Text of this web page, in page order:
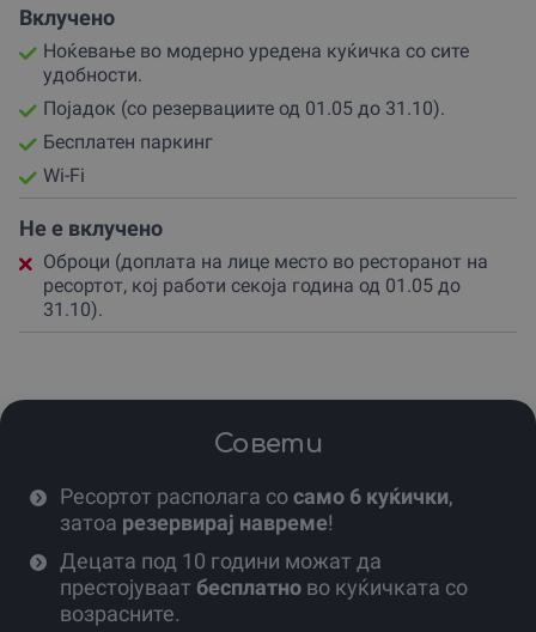
Во периодот од 1 ноември до 30 април, престојот во
ресортот се одвива без вклучен појадок, а барот во
објектот не е во функција.
Во овој временски период се применува селф чек-ин
за сефот со клучот, така што ќе можеш слободно и
самостојно да го започнеш своето доживување, без
потреба од физички контакт при пријавување.
Доколку сакаш авантура, можеш да го истражуваш
крајбрежјето, да пешачиш или едноставно да уживаш
во мирот и природната убавина.
Резервирај ваучер и подари си вистински одмор!
природата!
Ова доживување е одличен избор за
собири.
Купи ваучер сега и обезбеди си незаборавен престој!
Вклучено
Ноќевање во модерно уредена куќичка со сите
удобности.
Појадок (со резервациите од 01.05 до 31.10).
Бесплатен паркинг
Wi-Fi
Не е вклучено
Оброци (доплата на лице место во ресторанот на
ресортот, кој работи секоја година од 01.05 до
31.10).
Совети
Ресортот располага сосамо 6 куќички,
затоа резервирај навреме!
Децата под 10 години можат да
престојуваат бесплатно во куќичката со
возрасните.